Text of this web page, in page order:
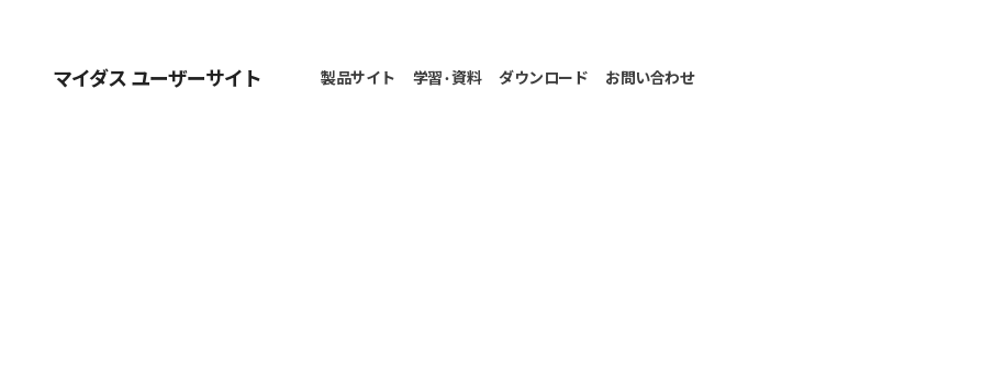
マイダス ユーザーサイト 製品サイト 学習 · 資料 ダウンロード お問い合わせ